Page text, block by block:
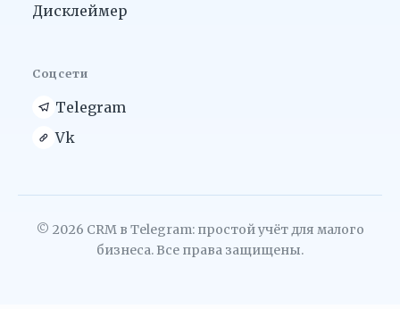
Дисклеймер
Соцсети
Telegram
Vk
© 2026 CRM в Telegram: простой учёт для малого
бизнеса. Все права защищены.